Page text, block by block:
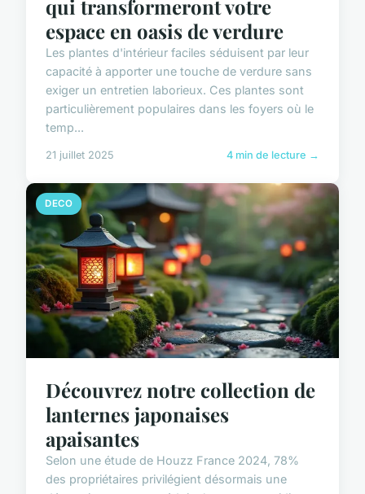
qui transformeront votre
espace en oasis de verdure
Les plantes d'intérieur faciles séduisent par leur
capacité à apporter une touche de verdure sans
exiger un entretien laborieux. Ces plantes sont
particulièrement populaires dans les foyers où le
temp...
21 juillet 2025 4 min de lecture →
DECO
Découvrez notre collection de
lanternes japonaises
apaisantes
Selon une étude de Houzz France 2024, 78%
des propriétaires privilégient désormais une